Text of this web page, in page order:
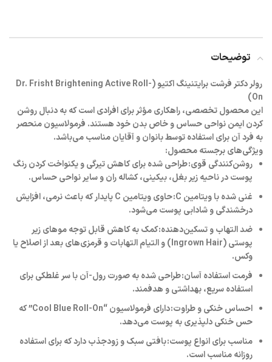
توضیحات
رولر دکتر فرشت برایتنینگ اکتیو (Dr. Frisht Brightening Active Roll-
On)
این محصول تخصصی، راهکاری مؤثر برای افرادی است که به دنبال روشن
کردن ایمن نواحی حساس و خاص بدن خود هستند. فرمولاسیون منحصر
به فرد آن برای استفاده توسط بانوان و آقایان مناسب می‌باشد.
ویژگی‌های برجسته محصول:
روشن‌کنندگی قوی:طراحی شده برای کاهش تیرگی و یکنواخت کردن رنگ
پوست در ناحیه زیر بغل، بیکینی، کشاله ران و سایر نواحی حساس.
غنی شده با ویتامین C:
حاوی ویتامین C پایدار که باعث نرمی، افزایش
درخشندگی و شادابی پوست می‌شود.
ضد التهاب و تسکین‌دهنده:کمک به کاهش قابل توجه موهای زیر
پوستی (Ingrown Hair) و التیام التهابات و قرمزی‌های بعد از اصلاح یا
وکس.
فرمت استفاده آسان:طراحی شده به صورت رول-آن با سر غلطکی برای
استفاده سریع، بهداشتی و هدفمند.
احساس خنکی و طراوت:
دارای فرمولاسیون “Cool Blue Roll-On” که
حس خنکی دلپذیری به پوست می‌دهد.
مناسب برای انواع پوست:بافتی سبک و زودجذب دارد که برای استفاده
روزانه مناسب است.